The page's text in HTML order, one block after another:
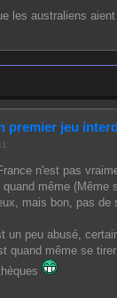
les australiens
premier jeu
n'est pas
même
mais bon, pas
un peu abusé,
quand même se